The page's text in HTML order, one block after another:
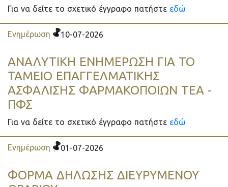
Για να δείτε το σχετικό έγγραφο πατήστε εδώ
Ενημέρωση 10-07-2026
ΑΝΑΛΥΤΙΚΗ ΕΝΗΜΕΡΩΣΗ ΓΙΑ ΤΟ
ΤΑΜΕΙΟ ΕΠΑΓΓΕΛΜΑΤΙΚΗΣ
ΑΣΦΑΛΙΣΗΣ ΦΑΡΜΑΚΟΠΟΙΩΝ ΤΕΑ -
ΠΦΣ
Για να δείτε το σχετικό έγγραφο πατήστε εδώ
Ενημέρωση 01-07-2026
ΦΟΡΜΑ ΔΗΛΩΣΗΣ ΔΙΕΥΡΥΜΕΝΟΥ